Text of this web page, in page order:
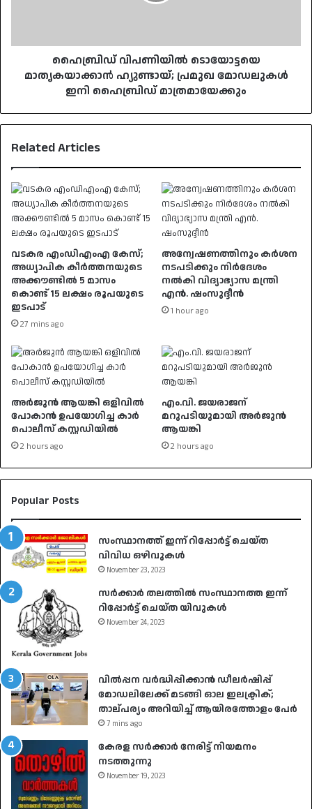
ഹൈബ്രിഡ്
മാത്രമായേക്കുംഹൈബ്രിഡ് വിപണിയിൽ ടൊയോട്ടയെ
മാതൃകയാക്കാൻ ഹ്യുണ്ടായ്; പ്രമുഖ മോഡലുകൾ
ഇനി ഹൈബ്രിഡ് മാത്രമായേക്കും
Related Articles
വടകര എംഡിഎംഎ കേസ്;
അധ്യാപിക കീർത്തനയുടെ
അക്കൗണ്ടിൽ 5 മാസം
കൊണ്ട് 15 ലക്ഷം രൂപയുടെ
ഇടപാട്
27 mins ago
അന്വേഷണത്തിനും കർശന
നടപടിക്കും നിർദേശം
നൽകി വിദ്യാഭ്യാസ മന്ത്രി
എൻ. ഷംസുദ്ദീൻ
1 hour ago
അർജുൻ ആയങ്കി ഒളിവിൽ
പോകാൻ ഉപയോഗിച്ച കാർ
പൊലീസ് കസ്റ്റഡിയിൽ
2 hours ago
എം.വി. ജയരാജന്
മറുപടിയുമായി അർജുൻ
ആയങ്കി
2 hours ago
Popular Posts
സംസ്ഥാനത്ത് ഇന്ന് റിപ്പോർട്ട് ചെയ്ത
വിവിധ ഒഴിവുകൾ
November 23, 2023
സർക്കാർ തലത്തിൽ സംസ്ഥാനത്ത ഇന്ന്
റിപ്പോർട്ട് ചെയ്ത യിവുകൾ
November 24, 2023
വിൽപ്പന വർദ്ധിപ്പിക്കാൻ ഡീലർഷിപ്പ്
മോഡലിലേക്ക് മടങ്ങി ഓല ഇലക്ട്രിക്;
താല്പര്യം അറിയിച്ച് ആയിരത്തോളം പേർ
7 mins ago
കേരള സർക്കാർ നേരിട്ട് നിയമനം
നടത്തുന്നു
November 19, 2023